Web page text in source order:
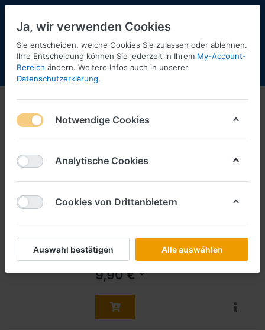
Menü Anmelden Shopaktualisierung
Die neue MAZ
1-1 von
Filtern Sortieren
Die neue MAZ 3-25
Bestellbar innerhalb von 14 Tagen
9,90 € *
Ja, wir verwenden Cookies
Sie entscheiden, welche Cookies Sie zulassen oder ablehnen.
Ihre Entscheidung können Sie jederzeit in Ihrem My-Account-
Bereich ändern. Weitere Infos auch in unserer
Datenschutzerklärung.
Notwendige Cookies
Analytische Cookies
Cookies von Drittanbietern
Auswahl bestätigen Alle auswählen